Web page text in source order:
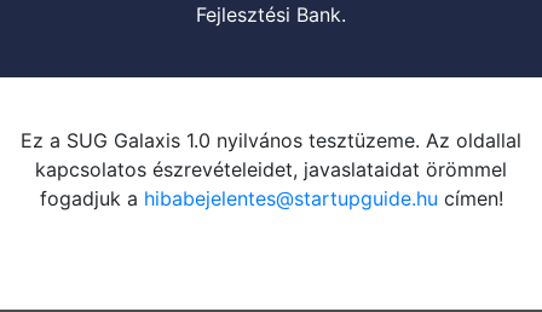
Fejlesztési Bank.
Ez a SUG Galaxis 1.0 nyilvános tesztüzeme. Az oldallal
kapcsolatos észrevételeidet, javaslataidat örömmel
fogadjuk a hibabejelentes@startupguide.hu címen!